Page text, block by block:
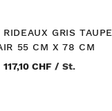
RIDEAUX GRIS TAUPE
55 CM X 78 CM
117,10 CHF / St.